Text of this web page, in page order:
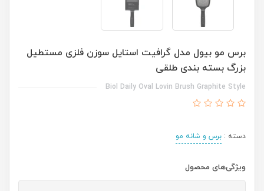
برس مو بیول مدل گرافیت استایل سوزن فلزی مستطیل
بزرگ بسته بندی طلقی
Biol Daily Oval Lovin Brush Graphite Style
دسته : برس و شانه مو
ویژگی‌های محصول